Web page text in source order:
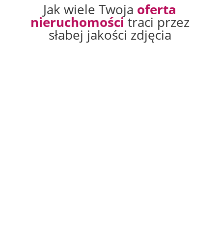
Jak wiele Twoja oferta
nieruchomościtraci przez
słabej jakości zdjęcia